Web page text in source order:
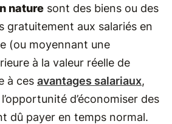
nature sont des biens ou des
gratuitement aux salariés en
(ou moyennant une
à la valeur réelle de
à ces avantages salariaux,
d’économiser des
dû payer en temps normal.